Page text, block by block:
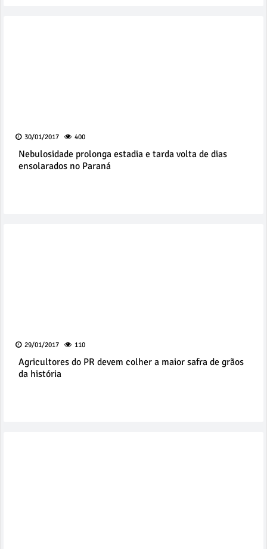
30/01/2017 400
Nebulosidade prolonga estadia e tarda volta de dias
ensolarados no Paraná
29/01/2017 110
Agricultores do PR devem colher a maior safra de grãos
da história